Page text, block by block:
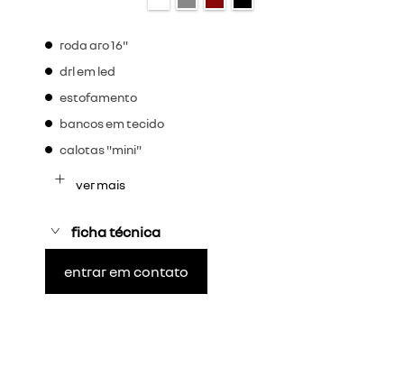
roda aro 16"
drl em led
estofamento
bancos em tecido
calotas "mini"
ver mais
ficha técnica
entrar em contato